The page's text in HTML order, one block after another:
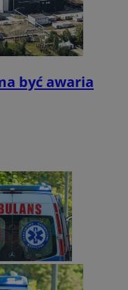
być awaria